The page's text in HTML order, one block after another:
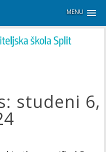
MENU
studeni 6,